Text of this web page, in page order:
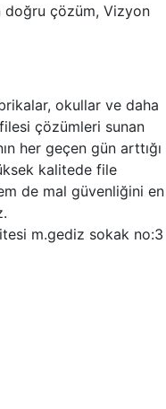
doğru çözüm, Vizyon
okullar ve daha
çözümleri sunan
her geçen gün arttığı
kalitede file
de mal güvenliğini en
m.gediz sokak no:3